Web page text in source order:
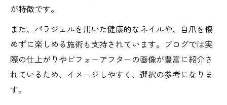
が特徴です。
また、パラジェルを用いた健康的なネイルや、自爪を傷
めずに楽しめる施術も支持されています。ブログでは実
際の仕上がりやビフォーアフターの画像が豊富に紹介さ
れているため、イメージしやすく、選択の参考になりま
す。